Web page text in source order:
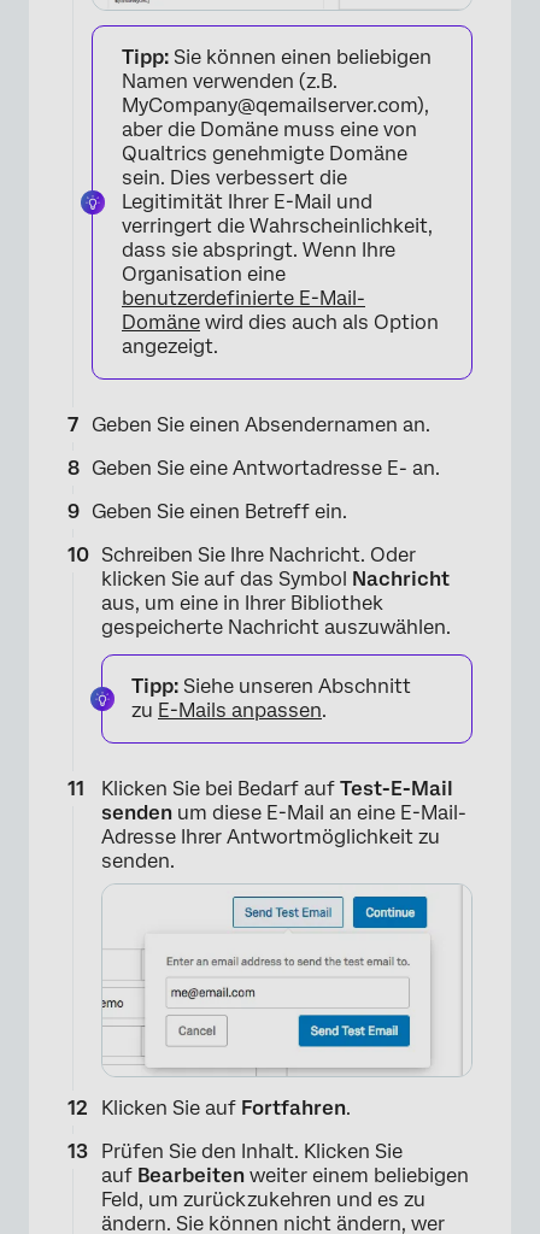
×
×
Tipp: Sie können einen beliebigen
Namen verwenden (z.B.
MyCompany@qemailserver.com),
aber die Domäne muss eine von
Qualtrics genehmigte Domäne
sein. Dies verbessert die
Legitimität Ihrer E-Mail und
verringert die Wahrscheinlichkeit,
dass sie abspringt. Wenn Ihre
Organisation eine
benutzerdefinierte E-Mail-
Domäne wird dies auch als Option
angezeigt.
Geben Sie einen Absendernamen an.
Geben Sie eine Antwortadresse E- an.
Geben Sie einen Betreff ein.
Schreiben Sie Ihre Nachricht. Oder
klicken Sie auf das Symbol
Nachricht
aus, um eine in Ihrer Bibliothek
gespeicherte Nachricht auszuwählen.
Tipp: Siehe unseren Abschnitt
zu E-Mails anpassen.
Klicken Sie bei Bedarf auf Test-E-Mail
senden um diese E-Mail an eine E-Mail-
Adresse Ihrer Antwortmöglichkeit zu
senden.
Klicken Sie auf Fortfahren.
Prüfen Sie den Inhalt. Klicken Sie
auf Bearbeiten weiter einem beliebigen
Feld, um zurückzukehren und es zu
ändern. Sie können nicht ändern, wer